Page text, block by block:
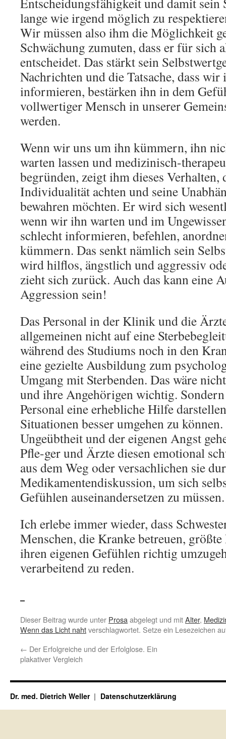
lange wie irgend möglich zu
Wir müssen also ihm die Möglichkeit
Schwächung zumuten, dass er für sich
entscheidet. Das stärkt sein
Nachrichten und die Tatsache, dass
informieren, bestärken ihn in dem
vollwertiger Mensch in unserer
werden.
Wenn wir uns um ihn kümmern, ihn
warten lassen und medizinisch-
begründen, zeigt ihm dieses Verhalten,
Individualität achten und seine
bewahren möchten. Er wird sich
wenn wir ihn warten und im
schlecht informieren, befehlen,
kümmern. Das senkt nämlich sein
wird hilflos, ängstlich und aggressiv
zieht sich zurück. Auch das kann eine
Aggression sein!
Das Personal in der Klinik und die
allgemeinen nicht auf eine
während des Studiums noch in den
eine gezielte Ausbildung zum
Umgang mit Sterbenden. Das wäre
und ihre Angehörigen wichtig.
Personal eine erhebliche Hilfe
Situationen besser umgehen zu
Ungeübtheit und der eigenen Angst
Pfle-ger und Ärzte diesen emotional
aus dem Weg oder versachlichen sie
Medikamentendiskussion, um sich
Gefühlen auseinandersetzen zu müssen.
Ich erlebe immer wieder, dass
Menschen, die Kranke betreuen,
ihren eigenen Gefühlen richtig
verarbeitend zu reden.
Dieser Beitrag wurde unter Prosa abgelegt und mitAlter,
Wenn das Licht nahtverschlagwortet. Setze ein Lesezeichen
← Der Erfolgreiche und der Erfolglose. Ein
plakativer Vergleich
Dr. med. Dietrich Weller Datenschutzerklärung